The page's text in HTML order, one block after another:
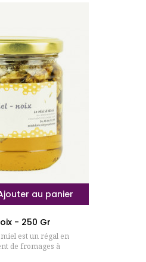
au panier
- 250 Gr
est un régal en
de fromages à